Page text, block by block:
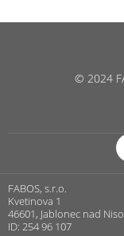
© 2024
FABOS, s.r.o.
Kvetinova 1
46601, Jablonec nad
ID: 254 96 107